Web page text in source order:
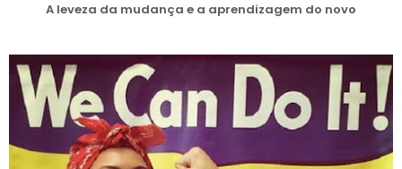
A leveza da mudança e a aprendizagem do novo